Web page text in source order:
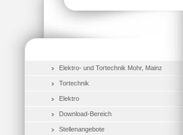
Elektro- und Tortechnik Mohr, Mainz
Tortechnik
Elektro
Download-Bereich
Stellenangebote